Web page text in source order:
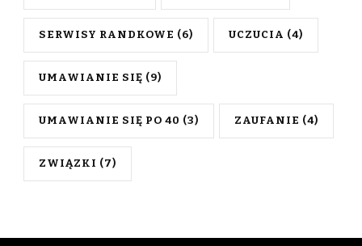
SERWISY RANDKOWE (6) UCZUCIA (4)
UMAWIANIE SIĘ (9)
UMAWIANIE SIĘ PO 40 (3) ZAUFANIE (4)
ZWIĄZKI (7)